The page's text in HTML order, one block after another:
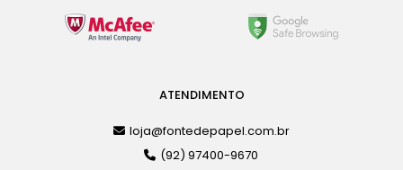
ATENDIMENTO
loja@fontedepapel.com.br
(92) 97400-9670